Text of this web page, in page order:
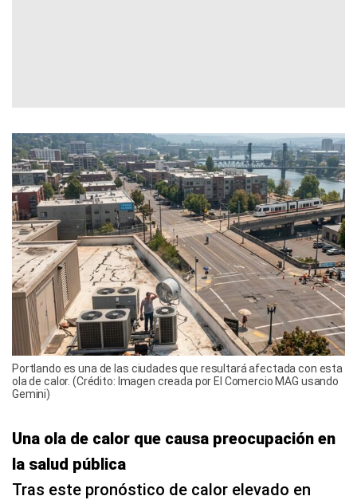
Portlando es una de las ciudades que resultará afectada con esta
ola de calor. (Crédito: Imagen creada por El Comercio MAG usando
Gemini)
Una ola de calor que causa preocupación en
la salud pública
Tras este pronóstico de calor elevado en